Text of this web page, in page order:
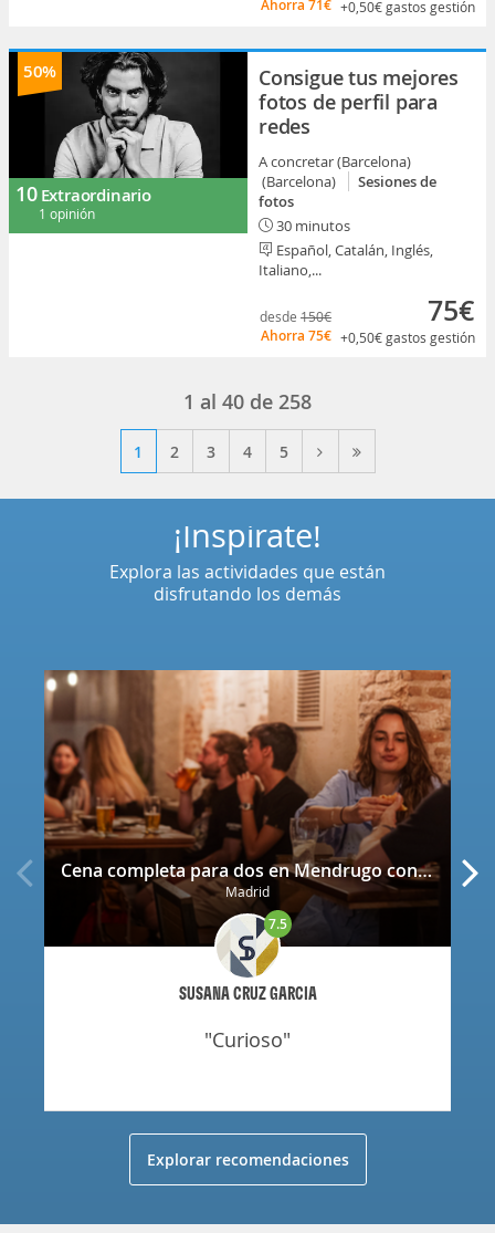
Ahorra 71€ +0,50€gastos gestión
50%
10 Extraordinario
1 opinión
Consigue tus mejores
fotos de perfil para
redes
A concretar (Barcelona)
(Barcelona)
Sesiones de
fotos
30 minutos
Español, Catalán, Inglés,
Italiano,...
desde 150€
Ahorra 75€
75€
+0,50€gastos gestión
1 al 40 de 258
1 2 3 4 5
Cena completa para dos en Mendrugo con cerveza artesana incluida
Madrid
SUSANA CRUZ GARCIA
7.5
"curioso"
¡Inspírate!
Explora las actividades que están
disfrutando los demás
Explorar recomendaciones